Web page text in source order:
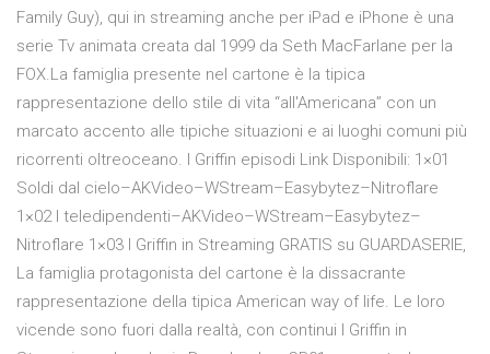
Family Guy), qui in streaming anche per iPad e iPhone è una
serie Tv animata creata dal 1999 da Seth MacFarlane per la
FOX.La famiglia presente nel cartone è la tipica
rappresentazione dello stile di vita “all'Americana” con un
marcato accento alle tipiche situazioni e ai luoghi comuni più
ricorrenti oltreoceano. I Griffin episodi Link Disponibili: 1×01
Soldi dal cielo–AKVideo–WStream–Easybytez–Nitroflare
1×02 I teledipendenti–AKVideo–WStream–Easybytez–
Nitroflare 1×03 I Griffin in Streaming GRATIS su GUARDASERIE,
La famiglia protagonista del cartone è la dissacrante
rappresentazione della tipica American way of life. Le loro
vicende sono fuori dalla realtà, con continui I Griffin in